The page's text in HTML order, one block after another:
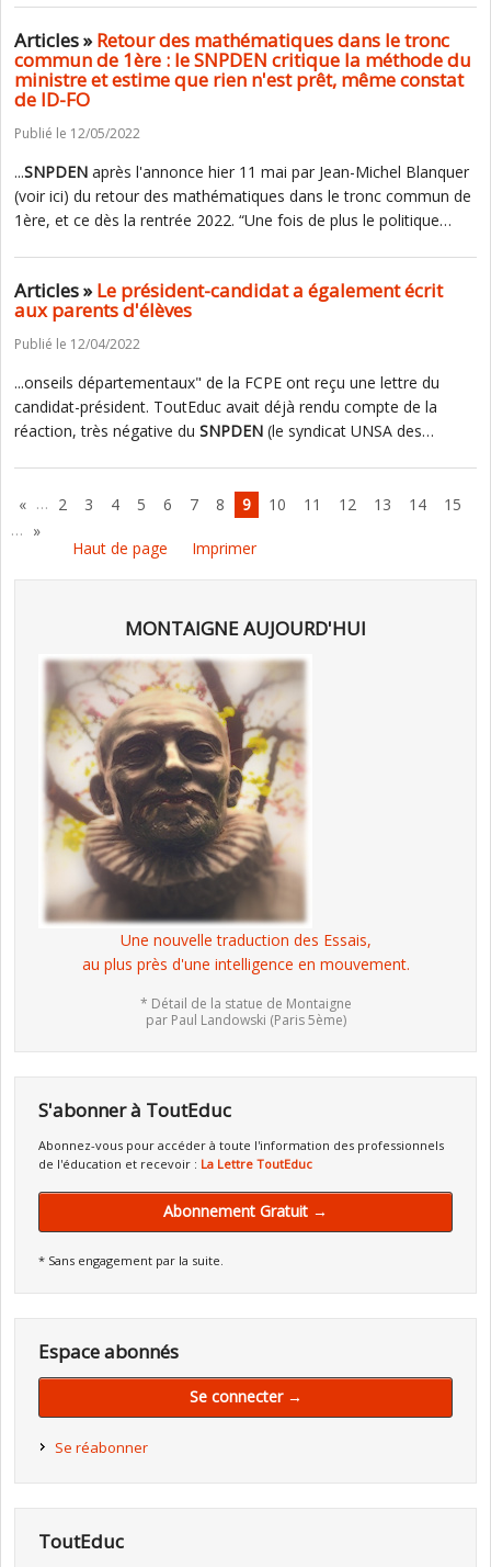
Articles »Retour des mathématiques dans le tronc
commun de 1ère : le SNPDEN critique la méthode du
ministre et estime que rien n'est prêt, même constat
de ID-FO
Publié le 12/05/2022
...SNPDEN après l'annonce hier 11 mai par Jean-Michel Blanquer
(voir ici) du retour des mathématiques dans le tronc commun de
1ère, et ce dès la rentrée 2022. “Une fois de plus le politique…
Articles »Le président-candidat a également écrit
aux parents d'élèves
Publié le 12/04/2022
...onseils départementaux" de la FCPE ont reçu une lettre du
candidat-président. ToutEduc avait déjà rendu compte de la
réaction, très négative du SNPDEN (le syndicat UNSA des…
« … 2 3 4 5 6 7 8 9 10 11 12 13 14
15
… »
Haut de page
Imprimer
MONTAIGNE AUJOURD'HUI
Une nouvelle traduction des Essais,
au plus près d'une intelligence en mouvement.
* Détail de la statue de Montaigne
par Paul Landowski (Paris 5ème)
S'abonner à ToutEduc
Abonnez-vous pour accéder à toute l'information des professionnels
de l'éducation et recevoir : La Lettre ToutEduc
Abonnement Gratuit →
* Sans engagement par la suite.
Espace abonnés
Se connecter →
Se réabonner
ToutEduc